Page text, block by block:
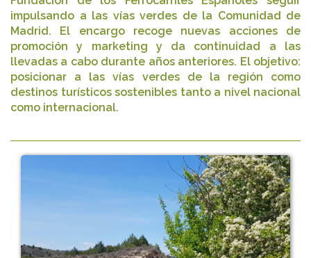
impulsando a las vías verdes de la Comunidad de
Madrid. El encargo recoge nuevas acciones de
promoción y marketing y da continuidad a las
llevadas a cabo durante años anteriores. El objetivo:
posicionar a las vías verdes de la región como
destinos turísticos sostenibles tanto a nivel nacional
como internacional.